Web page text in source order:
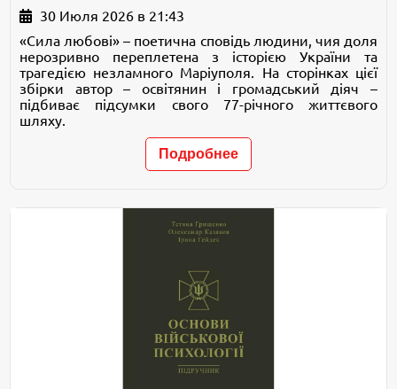
30 Июля 2026 в 21:43
«Сила любові» – поетична сповідь людини, чия доля
нерозривно переплетена з історією України та
трагедією незламного Маріуполя. На сторінках цієї
збірки автор – освітянин і громадський діяч –
підбиває підсумки свого 77-річного життєвого
шляху.
Подробнее